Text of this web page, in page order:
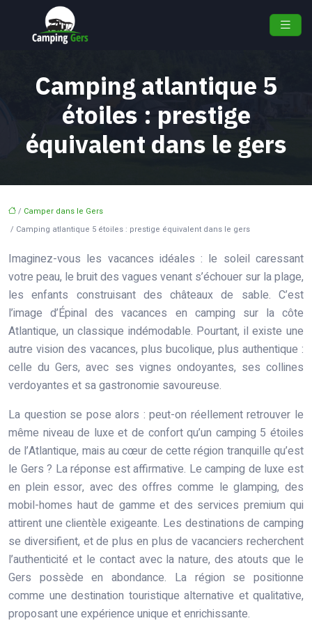
Camping atlantique 5
étoiles : prestige
équivalent dans le gers
/ Camper dans le Gers
/ Camping atlantique 5 étoiles : prestige équivalent dans le gers
Imaginez-vous les vacances idéales : le soleil caressant
votre peau, le bruit des vagues venant s’échouer sur la plage,
les enfants construisant des châteaux de sable. C’est
l’image d’Épinal des vacances en camping sur la côte
Atlantique, un classique indémodable. Pourtant, il existe une
autre vision des vacances, plus bucolique, plus authentique :
celle du Gers, avec ses vignes ondoyantes, ses collines
verdoyantes et sa gastronomie savoureuse.
La question se pose alors : peut-on réellement retrouver le
même niveau de luxe et de confort qu’un camping 5 étoiles
de l’Atlantique, mais au cœur de cette région tranquille qu’est
le Gers ? La réponse est affirmative. Le camping de luxe est
en plein essor, avec des offres comme le glamping, des
mobil-homes haut de gamme et des services premium qui
attirent une clientèle exigeante. Les destinations de camping
se diversifient, et de plus en plus de vacanciers recherchent
l’authenticité et le contact avec la nature, des atouts que le
Gers possède en abondance. La région se positionne
comme une destination touristique alternative et qualitative,
proposant une expérience unique et enrichissante.